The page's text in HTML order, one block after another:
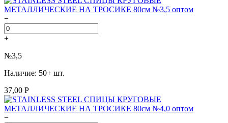
−
+
№3,5
Наличие: 50+ шт.
37,00 Р
−